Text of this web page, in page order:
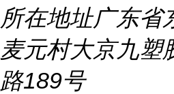
所在地址广东省
麦元村大京九塑
路189号